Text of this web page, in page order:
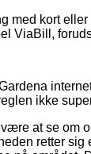
med kort
ViaBill,
ikke
at se
retter